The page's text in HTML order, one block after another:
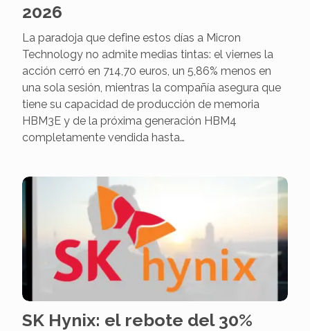
2026
La paradoja que define estos días a Micron
Technology no admite medias tintas: el viernes la
acción cerró en 714,70 euros, un 5,86% menos en
una sola sesión, mientras la compañía asegura que
tiene su capacidad de producción de memoria
HBM3E y de la próxima generación HBM4
completamente vendida hasta…
SK Hynix: el rebote del 30%